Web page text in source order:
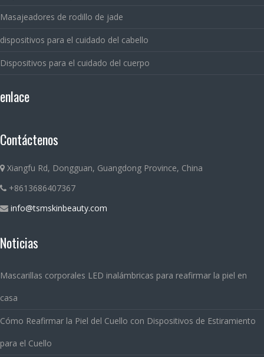
Masajeadores de rodillo de jade
dispositivos para el cuidado del cabello
Dispositivos para el cuidado del cuerpo
enlace
Contáctenos
Xiangfu Rd, Dongguan, Guangdong Province, China
+8613686407367
info@tsmskinbeauty.com
Noticias
Mascarillas corporales LED inalámbricas para reafirmar la piel en
casa
Cómo Reafirmar la Piel del Cuello con Dispositivos de Estiramiento
para el Cuello